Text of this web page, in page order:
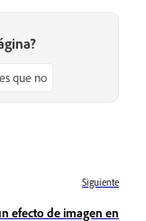
que no
Siguiente
efecto de imagen en